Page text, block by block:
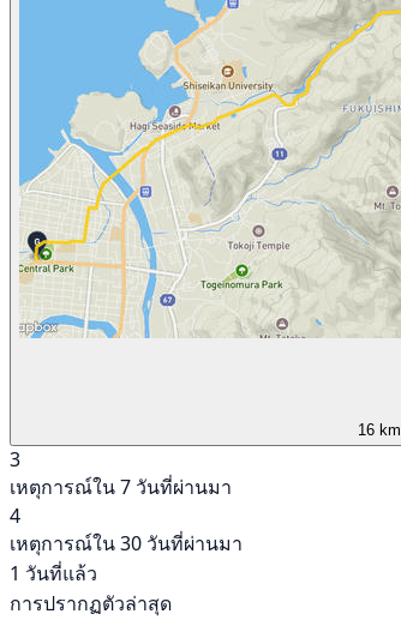
16 km
3
เหตุการณ์ใน 7 วันที่ผ่านมา
4
เหตุการณ์ใน 30 วันที่ผ่านมา
1 วันที่แล้ว
การปรากฏตัวล่าสุด